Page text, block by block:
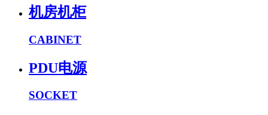
机房机柜
CABINET
PDU电源
SOCKET